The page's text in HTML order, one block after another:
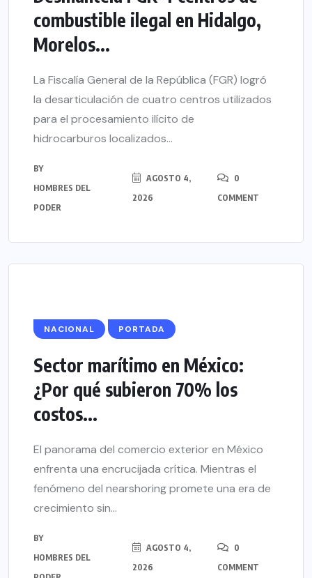
combustible ilegal en Hidalgo,
Morelos...
La Fiscalía General de la República (FGR) logró
la desarticulación de cuatro centros utilizados
para el procesamiento ilícito de
hidrocarburos localizados...
BY
HOMBRES DEL
PODER
AGOSTO 4,
2026
0
COMMENT
NACIONAL PORTADA
Sector marítimo en México:
¿Por qué subieron 70% los
costos...
El panorama del comercio exterior en México
enfrenta una encrucijada crítica. Mientras el
fenómeno del nearshoring promete una era de
crecimiento sin...
BY
HOMBRES DEL
AGOSTO 4,
2026
0
COMMENT